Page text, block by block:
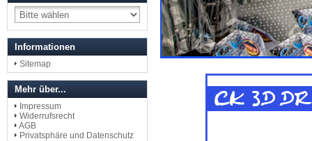
Informationen
Sitemap
Mehr über...
Impressum
Widerrufsrecht
AGB
Privatsphäre und Datenschutz